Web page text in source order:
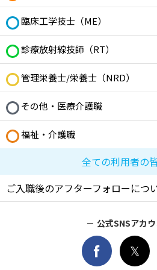
臨床工学技士（ME）
診療放射線技師（RT）
管理栄養士/栄養士（NRD）
その他・医療介護職
福祉・介護職
全ての利用者の
ご入職後のアフターフォローにつ
公式SNSアカ